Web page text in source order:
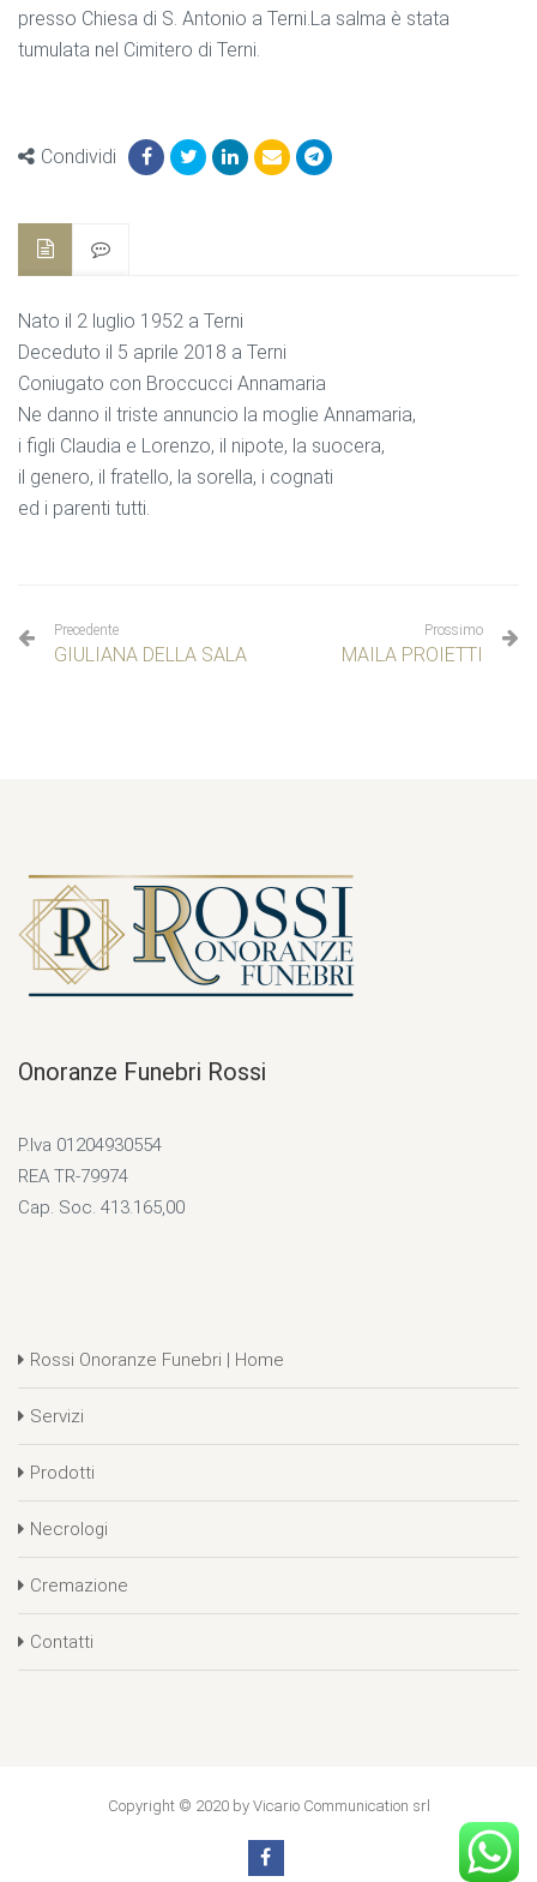
presso Chiesa di S. Antonio a Terni.La salma è stata
tumulata nel Cimitero di Terni.
Condividi
Nato il 2 luglio 1952 a Terni
Deceduto il 5 aprile 2018 a Terni
Coniugato con Broccucci Annamaria
Ne danno il triste annuncio la moglie Annamaria,
i figli Claudia e Lorenzo, il nipote, la suocera,
il genero, il fratello, la sorella, i cognati
ed i parenti tutti.
Precedente
GIULIANA DELLA SALA
Prossimo
MAILA PROIETTI
Onoranze Funebri Rossi
P.Iva 01204930554
REA TR-79974
Cap. Soc. 413.165,00
Rossi Onoranze Funebri | Home
Servizi
Prodotti
Necrologi
Cremazione
Contatti
Copyright © 2020 by Vicario Communication srl